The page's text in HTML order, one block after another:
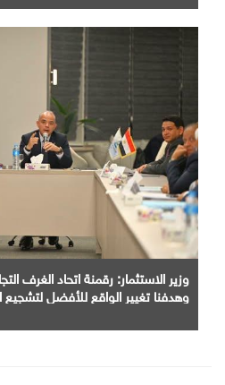
وزير الاستثمار: رقمنة اتحاد الغرف
وهدفنا تغيير الواقع للأفضل لتشجيع